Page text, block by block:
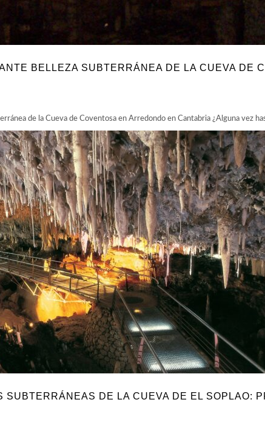
BELLEZA SUBTERRÁNEA DE LA CUEVA DE
de la Cueva de Coventosa en Arredondo en Cantabria ¿Alguna vez
SUBTERRÁNEAS DE LA CUEVA DE EL SOPLAO: